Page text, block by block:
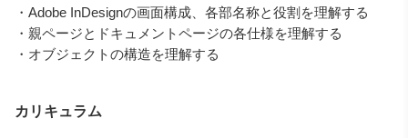
・Adobe InDesignの画面構成、各部名称と役割を理解する
・親ページとドキュメントページの各仕様を理解する
・オブジェクトの構造を理解する
カリキュラム